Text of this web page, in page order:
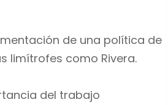
de una política de
limítrofes como Rivera.
del trabajo